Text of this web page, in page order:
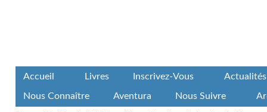
Accueil Livres Inscrivez-Vous Actualités
Nous Connaître Aventura Nous Suivre